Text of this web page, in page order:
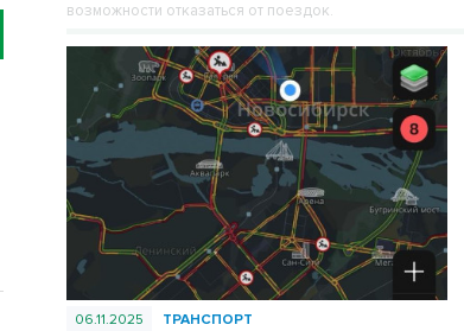
возможности отказаться от поездок.
06.11.2025 ТРАНСПОРТ